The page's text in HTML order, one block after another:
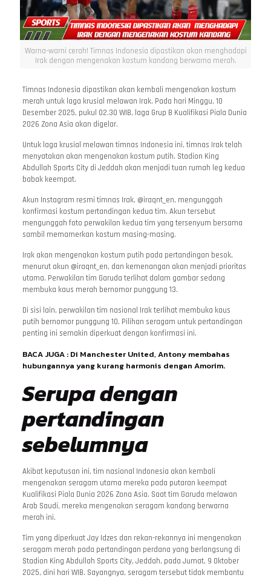
Warna-warni cerah! Timnas Indonesia dipastikan akan menghadapi
Irak dengan mengenakan kostum kandang berwarna merah.
Timnas Indonesia dipastikan akan kembali mengenakan kostum
merah untuk laga krusial melawan Irak. Pada hari Minggu, 10
Desember 2025, pukul 02.30 WIB, laga Grup B Kualifikasi Piala Dunia
2026 Zona Asia akan digelar.
Untuk laga krusial melawan timnas Indonesia ini, timnas Irak telah
menyatakan akan mengenakan kostum putih. Stadion King
Abdullah Sports City di Jeddah akan menjadi tuan rumah leg kedua
babak keempat.
Akun Instagram resmi timnas Irak, @iraqnt_en, mengunggah
konfirmasi kostum pertandingan kedua tim. Akun tersebut
mengunggah foto perwakilan kedua tim yang tersenyum bersama
sambil memamerkan kostum masing-masing.
Irak akan mengenakan kostum putih pada pertandingan besok,
menurut akun @iraqnt_en, dan kemenangan akan menjadi prioritas
utama. Perwakilan tim Garuda terlihat dalam gambar sedang
membuka kaus merah bernomor punggung 13.
Di sisi lain, perwakilan tim nasional Irak terlihat membuka kaus
putih bernomor punggung 10. Pilihan seragam untuk pertandingan
penting ini semakin diperkuat dengan konfirmasi ini.
BACA JUGA : Di Manchester United, Antony membahas
hubungannya yang kurang harmonis dengan Amorim.
Serupa dengan
pertandingan
sebelumnya
Akibat keputusan ini, tim nasional Indonesia akan kembali
mengenakan seragam utama mereka pada putaran keempat
Kualifikasi Piala Dunia 2026 Zona Asia. Saat tim Garuda melawan
Arab Saudi, mereka mengenakan seragam kandang berwarna
merah ini.
Tim yang diperkuat Jay Idzes dan rekan-rekannya ini mengenakan
seragam merah pada pertandingan perdana yang berlangsung di
Stadion King Abdullah Sports City, Jeddah, pada Jumat, 9 Oktober
2025, dini hari WIB. Sayangnya, seragam tersebut tidak membantu